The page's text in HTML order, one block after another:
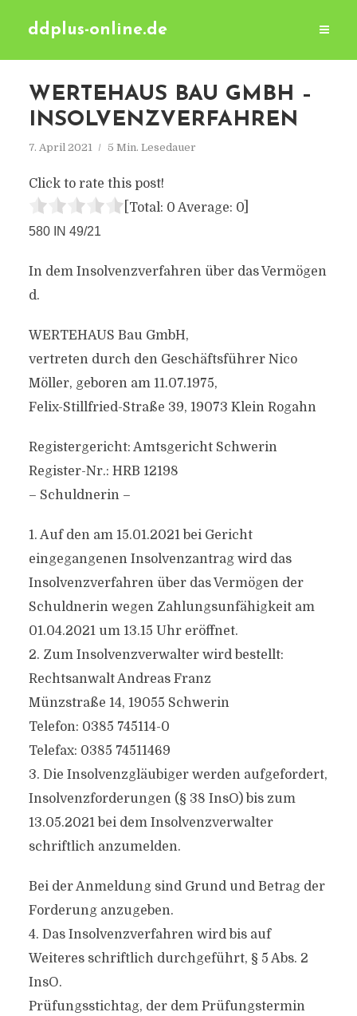
ddplus-online.de
WERTEHAUS BAU GMBH –
INSOLVENZVERFAHREN
7. April 2021 5 Min. Lesedauer
Click to rate this post!
[Total: 0 Average: 0]
580 IN 49/21
In dem Insolvenzverfahren über das Vermögen
d.
WERTEHAUS Bau GmbH,
vertreten durch den Geschäftsführer Nico
Möller, geboren am 11.07.1975,
Felix-Stillfried-Straße 39, 19073 Klein Rogahn
Registergericht: Amtsgericht Schwerin
Register-Nr.: HRB 12198
– Schuldnerin –
1. Auf den am 15.01.2021 bei Gericht
eingegangenen Insolvenzantrag wird das
Insolvenzverfahren über das Vermögen der
Schuldnerin wegen Zahlungsunfähigkeit am
01.04.2021 um 13.15 Uhr eröffnet.
2. Zum Insolvenzverwalter wird bestellt:
Rechtsanwalt Andreas Franz
Münzstraße 14, 19055 Schwerin
Telefon: 0385 745114-0
Telefax: 0385 74511469
3. Die Insolvenzgläubiger werden aufgefordert,
Insolvenzforderungen (§ 38 InsO) bis zum
13.05.2021 bei dem Insolvenzverwalter
schriftlich anzumelden.
Bei der Anmeldung sind Grund und Betrag der
Forderung anzugeben.
4. Das Insolvenzverfahren wird bis auf
Weiteres schriftlich durchgeführt, § 5 Abs. 2
InsO.
Prüfungsstichtag, der dem Prüfungstermin